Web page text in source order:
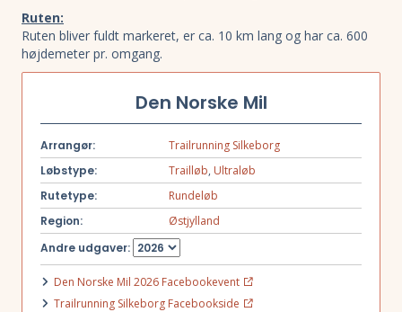
Ruten:
Ruten bliver fuldt markeret, er ca. 10 km lang og har ca. 600
højdemeter pr. omgang.
Den Norske Mil
Arrangør:
Trailrunning Silkeborg
Løbstype:
Trailløb, Ultraløb
Rutetype:
Rundeløb
Region:
Østjylland
Andre udgaver:
Den Norske Mil 2026 Facebookevent
Trailrunning Silkeborg Facebookside